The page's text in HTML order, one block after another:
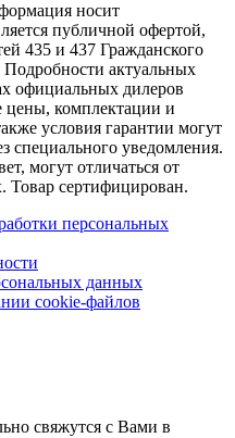
носит
публичной офертой,
435 и 437 Гражданского
актуальных
официальных дилеров
комплектации и
условия гарантии могут
специального уведомления.
могут отличаться от
Товар сертифицирован.
персональных
данных
cookie-файлов
свяжутся с Вами в